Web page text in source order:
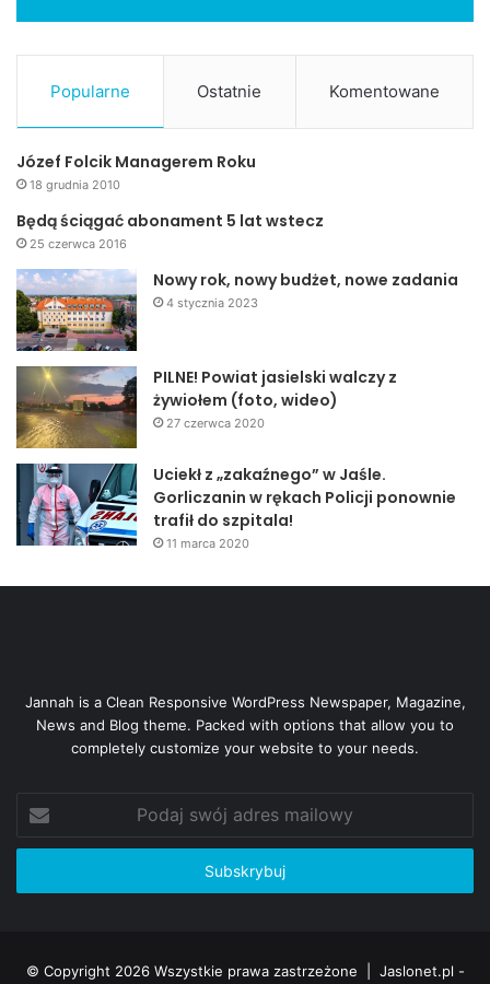
Popularne Ostatnie Komentowane
Józef Folcik Managerem Roku
18 grudnia 2010
Będą ściągać abonament 5 lat wstecz
25 czerwca 2016
Nowy rok, nowy budżet, nowe zadania
4 stycznia 2023
PILNE! Powiat jasielski walczy z
żywiołem (foto, wideo)
27 czerwca 2020
Uciekł z „zakaźnego” w Jaśle.
Gorliczanin w rękach Policji ponownie
trafił do szpitala!
11 marca 2020
Jannah is a Clean Responsive WordPress Newspaper, Magazine,
News and Blog theme. Packed with options that allow you to
completely customize your website to your needs.
swój
adres
© Copyright 2026 Wszystkie prawa zastrzeżone | Jaslonet.pl -